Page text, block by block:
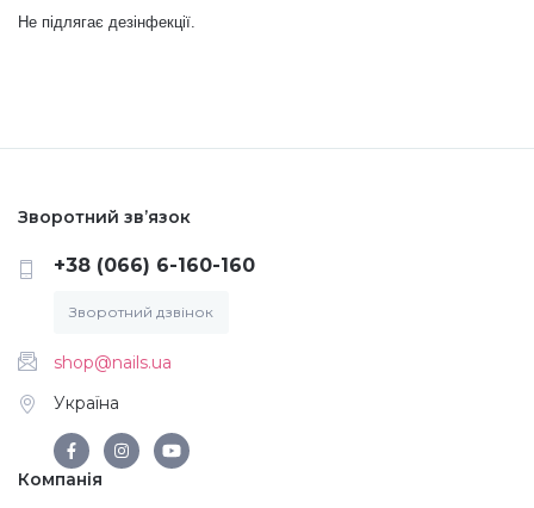
Не підлягає дезінфекції.
Зворотний зв’язок
+38 (066) 6-160-160
Зворотний дзвінок
shop@nails.ua
Україна
Компанія